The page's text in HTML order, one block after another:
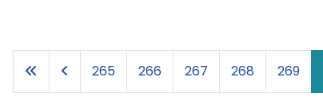
265 266 267 268 269